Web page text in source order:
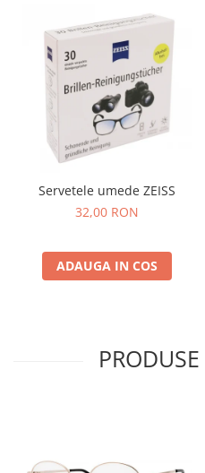
Servetele umede ZEISS
32,00 RON
ADAUGA IN COS